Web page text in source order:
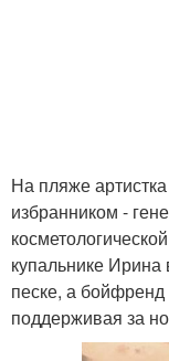
На пляже
избранником -
купальнике
песке, а
поддерживая за